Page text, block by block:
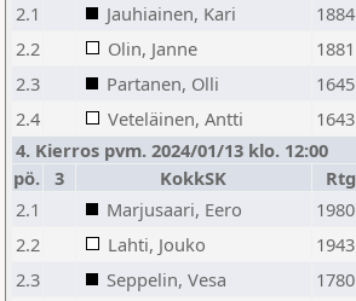
2.1
Jauhiainen, Kari 1884
2.2
Olin, Janne 1881
2.3
Partanen, Olli 1645
2.4
Veteläinen, Antti 1643
4. Kierros pvm. 2024/01/13 klo. 12:00
pö. 3 KokkSK Rtg
2.1
Marjusaari, Eero 1980
2.2
Lahti, Jouko 1943
2.3
Seppelin, Vesa 1780